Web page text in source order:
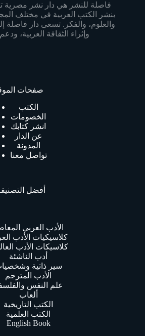
بنشر الكتب العربية في مختلف
والعلوم، والفكر. تسعى دار فاصلة
وإثراء الثقافة العربية،
صفحات
الكتب
الخصومات
انشر كتابك
عن الدار
المدونة
تواصل معنا
أفضل
الأدب العربي
كلاسيكيات الأدب
كلاسيكات الأدب
أدب الناشئة
سير ذاتية
الأدب المترجم
علم النفس
ألعاب
الكتب التاريخية
الكتب العلمية
English Book